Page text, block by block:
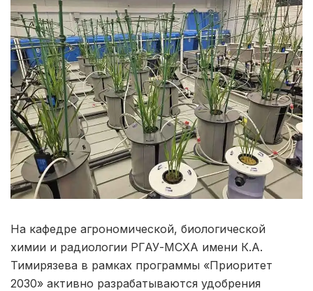
На кафедре агрономической, биологической
химии и радиологии РГАУ-МСХА имени К.А.
Тимирязева в рамках программы «Приоритет
2030» активно разрабатываются удобрения